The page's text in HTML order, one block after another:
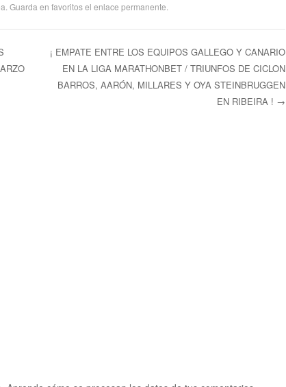
. Guarda en favoritos el enlace permanente
¡ EMPATE ENTRE LOS EQUIPOS GALLEGO Y CANARIO
EN LA LIGA MARATHONBET / TRIUNFOS DE CICLON
BARROS, AARÓN, MILLARES Y OYA STEINBRUGGEN
EN RIBEIRA ! →